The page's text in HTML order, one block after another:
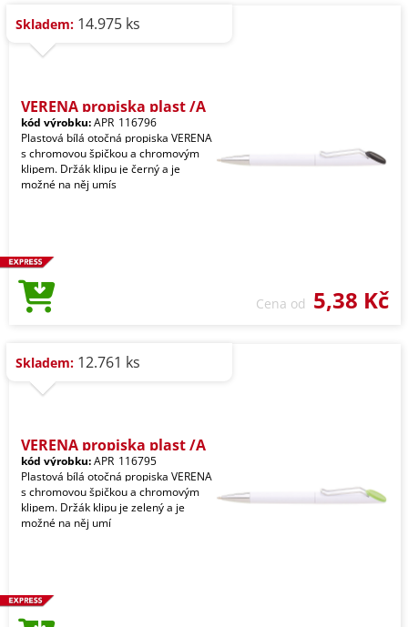
Skladem: 14.975 ks
VERENA propiska plast /A
kód výrobku:APR_116796
Plastová bílá otočná propiska VERENA
s chromovou špičkou a chromovým
klipem. Držák klipu je černý a je
možné na něj umís
Cena od 5,38 Kč
Skladem: 12.761 ks
VERENA propiska plast /A
kód výrobku:APR_116795
Plastová bílá otočná propiska VERENA
s chromovou špičkou a chromovým
klipem. Držák klipu je zelený a je
možné na něj umí